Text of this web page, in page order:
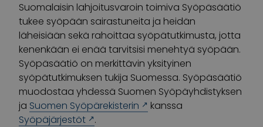
Suomalaisin lahjoitusvaroin toimiva Syöpäsäätiö
tukee syöpään sairastuneita ja heidän
läheisiään sekä rahoittaa syöpätutkimusta, jotta
kenenkään ei enää tarvitsisi menehtyä syöpään.
Syöpäsäätiö on merkittävin yksityinen
syöpätutkimuksen tukija Suomessa. Syöpäsäätiö
muodostaa yhdessä Suomen Syöpäyhdistyksen
ja Suomen Syöpärekisterin
kanssa
Syöpäjärjestöt
.